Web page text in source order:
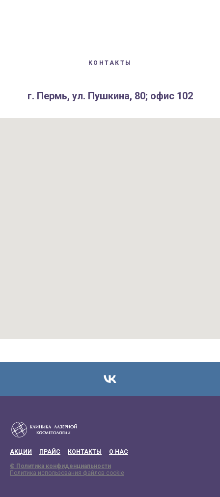
КОНТАКТЫ
г. Пермь, ул. Пушкина, 80; офис 102
АКЦИИ ПРАЙС КОНТАКТЫ О НАС
© Политика конфиденциальности
Политика использования файлов cookie